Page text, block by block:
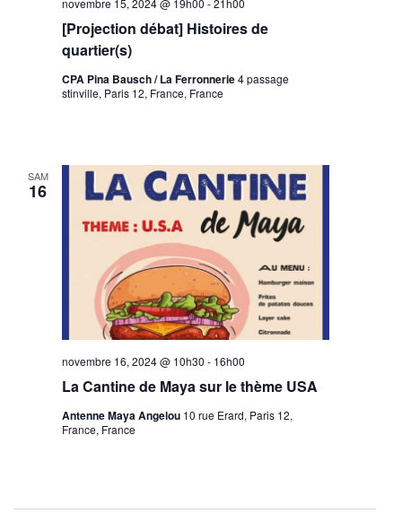
[Projection débat] Histoires de
quartier(s)
novembre 15, 2024 @ 19h00 -21h00
CPA Pina Bausch / La Ferronnerie4 passage
stinville, Paris 12, France, France
SAM
16
La Cantine de Maya sur le thème USA
novembre 16, 2024 @ 10h30 - 16h00
Antenne Maya Angelou 10 rue Erard, Paris 12,
France, France